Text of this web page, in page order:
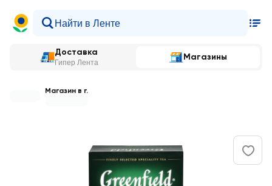
Доставка
Гипер Лента
Магазины
Магазин в г.